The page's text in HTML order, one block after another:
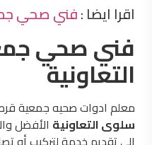
اقرا ايضا :فني صحي جمعيه
فني صحي
التعاونية
معلم ادوات صحيه جمعية
سلوى التعاونيةالأفضل